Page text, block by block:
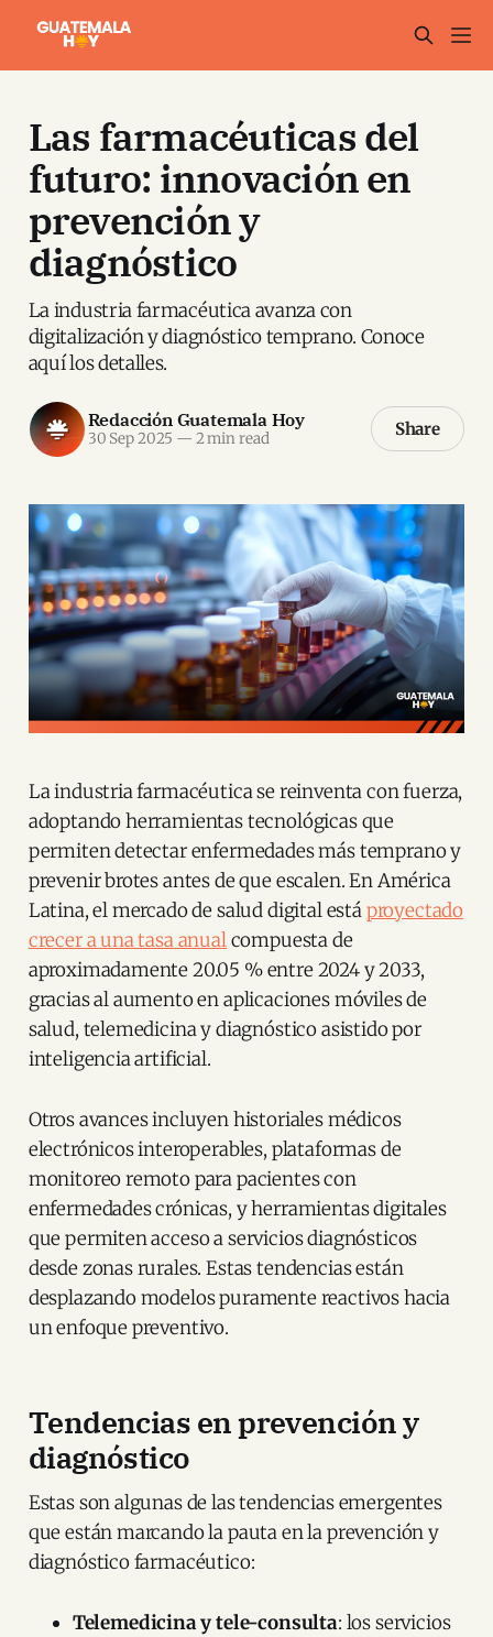
Las farmacéuticas del
futuro: innovación en
prevención y
diagnóstico
La industria farmacéutica avanza con
digitalización y diagnóstico temprano. Conoce
aquí los detalles.
Redacción Guatemala Hoy
30 Sep 2025 — 2 min read Share
La industria farmacéutica se reinventa con fuerza,
adoptando herramientas tecnológicas que
permiten detectar enfermedades más temprano y
prevenir brotes antes de que escalen. En América
Latina, el mercado de salud digital estáproyectado
crecer a una tasa anualcompuesta de
aproximadamente 20.05 % entre 2024 y 2033,
gracias al aumento en aplicaciones móviles de
salud, telemedicina y diagnóstico asistido por
inteligencia artificial.
Otros avances incluyen historiales médicos
electrónicos interoperables, plataformas de
monitoreo remoto para pacientes con
enfermedades crónicas, y herramientas digitales
que permiten acceso a servicios diagnósticos
desde zonas rurales. Estas tendencias están
desplazando modelos puramente reactivos hacia
un enfoque preventivo.
Tendencias en prevención y
diagnóstico
Estas son algunas de las tendencias emergentes
que están marcando la pauta en la prevención y
diagnóstico farmacéutico:
Telemedicina y tele-consulta: los servicios